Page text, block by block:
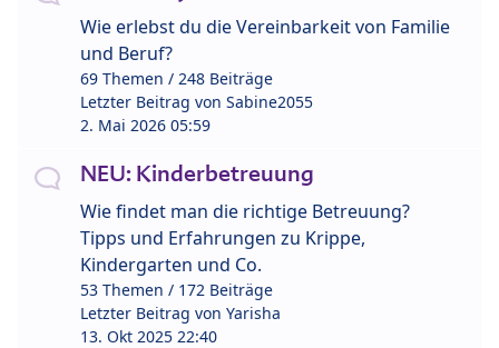
Wie erlebst du die Vereinbarkeit von Familie
und Beruf?
69 Themen / 248 Beiträge
Letzter Beitrag von Sabine2055
2. Mai 2026 05:59
NEU: Kinderbetreuung
Wie findet man die richtige Betreuung?
Tipps und Erfahrungen zu Krippe,
Kindergarten und Co.
53 Themen / 172 Beiträge
Letzter Beitrag von Yarisha
13. Okt 2025 22:40